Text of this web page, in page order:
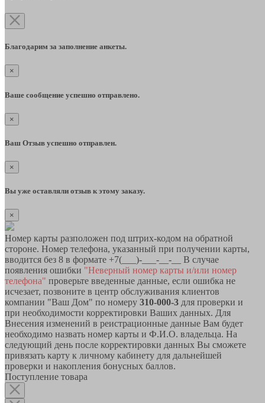
Благодарим за заполнение анкеты.
×
Ваше сообщение успешно отправлено.
×
Ваш Отзыв успешно отправлен.
×
Вы уже оставляли отзыв к этому заказу.
×
Номер карты разположен под штрих-кодом на обратной
стороне. Номер телефона, указанный при получении карты,
вводится без 8 в формате +7(___)-___-__-__ В случае
появления ошибки "Неверный номер карты и/или номер
телефона" проверьте введенные данные, если ошибка не
исчезает, позвоните в центр обслуживания клиентов
компании "Ваш Дом" по номеру 310-000-3 для проверки и
при необходимости корректировки Ваших данных. Для
Внесения изменений в реистрационные данные Вам будет
необходимо назвать номер карты и Ф.И.О. владельца. На
следующий день после корректировки данных Вы сможете
привязать карту к личному кабинету для дальнейшей
проверки и накопления бонусных баллов.
Поступление товара